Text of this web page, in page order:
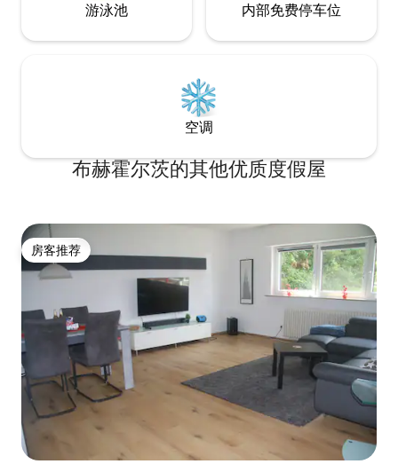
游泳池 内部免费停车位
空调
布赫霍尔茨的其他优质度假屋
房客推荐
房客推荐